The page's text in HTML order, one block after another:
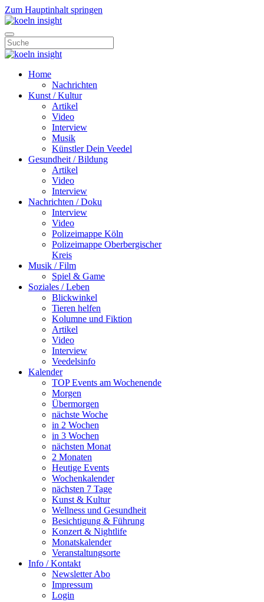
Zum Hauptinhalt springen
Home
Nachrichten
Kunst / Kultur
Artikel
Video
Interview
Musik
Künstler Dein Veedel
Gesundheit / Bildung
Artikel
Video
Interview
Nachrichten / Doku
Interview
Video
Polizeimappe Köln
Polizeimappe Oberbergischer
Kreis
Musik / Film
Spiel & Game
Soziales / Leben
Blickwinkel
Tieren helfen
Kolumne und Fiktion
Artikel
Video
Interview
Veedelsinfo
Kalender
TOP Events am Wochenende
Morgen
Übermorgen
nächste Woche
in 2 Wochen
in 3 Wochen
nächsten Monat
2 Monaten
Heutige Events
Wochenkalender
nächsten 7 Tage
Kunst & Kultur
Wellness und Gesundheit
Besichtigung & Führung
Konzert & Nightlife
Monatskalender
Veranstaltungsorte
Info / Kontakt
Newsletter Abo
Impressum
Login